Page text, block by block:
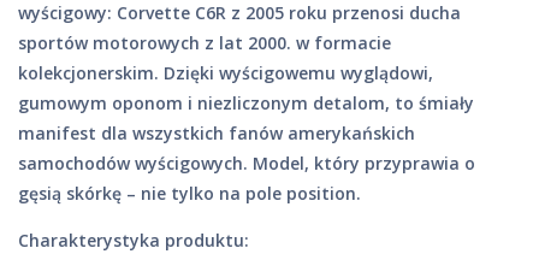
wyścigowy: Corvette C6R z 2005 roku przenosi ducha
sportów motorowych z lat 2000. w formacie
kolekcjonerskim. Dzięki wyścigowemu wyglądowi,
gumowym oponom i niezliczonym detalom, to śmiały
manifest dla wszystkich fanów amerykańskich
samochodów wyścigowych. Model, który przyprawia o
gęsią skórkę – nie tylko na pole position.
Charakterystyka produktu: